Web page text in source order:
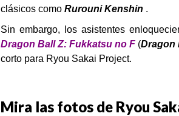
clásicos como Rurouni Kenshin .
Sin embargo, los asistentes
Dragon Ball Z: Fukkatsu no F(Dragon
corto para Ryou Sakai Project.
Mira las fotos de Ryou